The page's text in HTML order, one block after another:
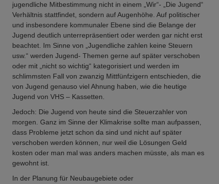
jugendliche Mitbestimmung nicht in einem „Wir“- „Die Jugend“
Verhältnis stattfindet, sondern auf Augenhöhe. Auf politischer
und insbesondere kommunaler Ebene sind die Belange der
Jugend deutlich unterrepräsentiert oder werden gar nicht erst
beachtet. Im Sinne von „Jugendliche zahlen keine Steuern
usw.“ werden Jugend- Themen gerne auf später verschoben
oder mit „nicht so wichtig“ kategorisiert und werden im
schlimmsten Fall von zwanzig Mittfünfzigern entschieden, die
von Jugend genauso viel Ahnung haben, wie die heutige
Jugend von VHS – Kassetten.
Jedoch: Die Jugend von heute sind die Steuerzahler von
morgen. Ganz im Sinne der Klimakrise sollte man aufpassen,
dass Probleme jetzt schon da sind und nicht auf später
verschoben werden können, nur weil die Lösungen Geld
kosten oder man mal was anders machen müsste, als man es
gewohnt ist.
In der Planung für Neubaugebiete oder